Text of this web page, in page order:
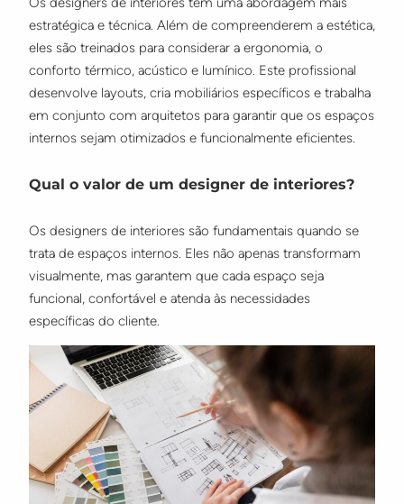
estratégica e técnica. Além de compreenderem a estética,
eles são treinados para considerar a ergonomia, o
conforto térmico, acústico e lumínico. Este profissional
desenvolve layouts, cria mobiliários específicos e trabalha
em conjunto com arquitetos para garantir que os espaços
internos sejam otimizados e funcionalmente eficientes.
Qual o valor de um designer de interiores?
Os designers de interiores são fundamentais quando se
trata de espaços internos. Eles não apenas transformam
visualmente, mas garantem que cada espaço seja
funcional, confortável e atenda às necessidades
específicas do cliente.